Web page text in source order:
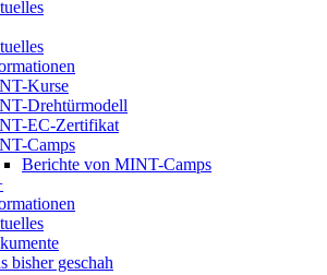
Kurse
Drehtürmodell
EC-Zertifikat
Camps
Berichte von MINT-Camps
bisher geschah